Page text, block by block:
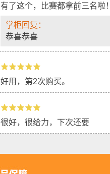
有了这个，比赛都拿前三名啦！
掌柜回复：
恭喜恭喜
好用，第2次购买。
很好，很给力，下次还要